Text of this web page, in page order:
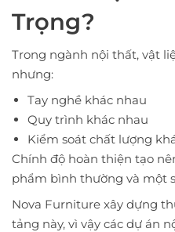
Trọng?
Trong ngành nội thất, vật
nhưng:
Tay nghề khác nhau
Quy trình khác nhau
Kiểm soát chất lượng
Chính độ hoàn thiện tạo
phẩm bình thường và một
Nova Furniture xây dựng
tảng này, vì vậy các dự án